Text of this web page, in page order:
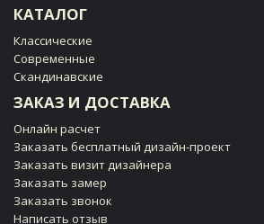
КАТАЛОГ
Классические
Современные
Скандинавские
ЗАКАЗ И ДОСТАВКА
Онлайн расчет
Заказать бесплатный дизайн-проект
Заказать визит дизайнера
Заказать замер
Заказать звонок
Написать отзыв